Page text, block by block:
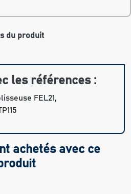
du produit
les références :
FEL21,
achetés avec ce